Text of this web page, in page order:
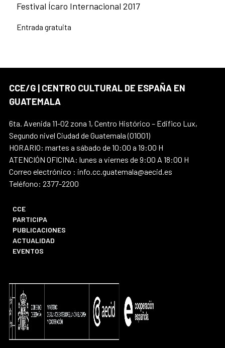
Festival Ícaro Internacional 2017
Entrada gratuita
CCE/G | CENTRO CULTURAL DE ESPAÑA EN
GUATEMALA
6ta. Avenida 11-02 zona 1, Centro Histórico – Edifico Lux,
Segundo nivel Ciudad de Guatemala (01001)
HORARIO: martes a sábado de 10:00 a 19:00 H
ATENCIÓN OFICINA: lunes a viernes de 9:00 A 18:00 H
Correo electrónico : info.cc.guatemala@aecid.es
Teléfono: 2377-2200
CCE
PARTICIPA
PUBLICACIONES
ACTUALIDAD
EVENTOS